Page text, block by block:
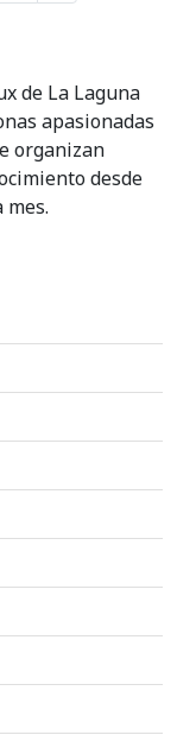
de La Laguna
apasionadas
organizan
desde
mes.